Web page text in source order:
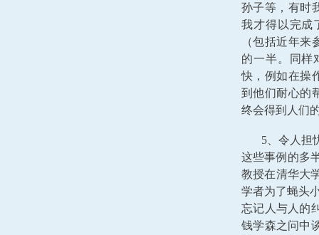
孙子等，有时
我才得以完成
（包括近年
的一半。同样
快，例如在操
到他们耐心的
终会得到人们
5、令人担
这些事例的多
教授在清华大
学者为了蝇头
忘记人与人的
钱学森之问中